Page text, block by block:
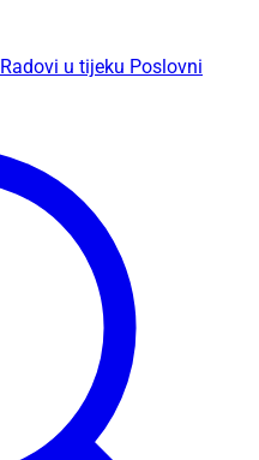
Radovi u tijeku Poslovni